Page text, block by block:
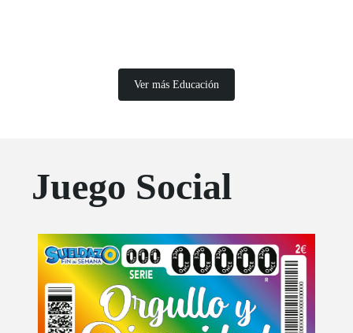
Ver más Educación
Juego Social